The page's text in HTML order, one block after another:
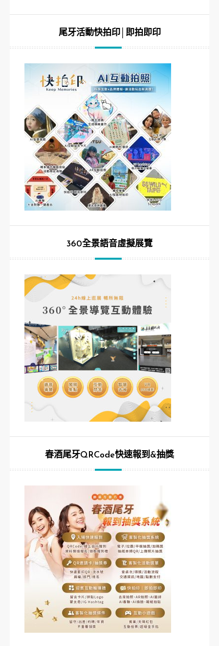
尾牙活動快拍印│即拍即印
360全景語音虛擬展覽
春酒尾牙QRCode快速報到&抽獎